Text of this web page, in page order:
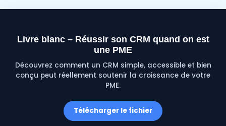
Livre blanc – Réussir son CRM quand on est
une PME
Découvrez comment un CRM simple, accessible et bien
conçu peut réellement soutenir la croissance de votre
PME.
Télécharger le fichier